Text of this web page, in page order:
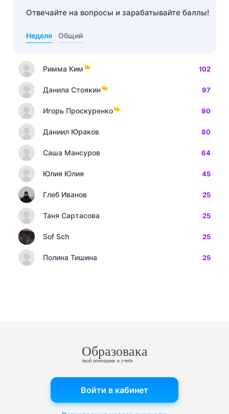
Отвечайте на вопросы и зарабатывайте баллы!
Неделя Общий
Римма Ким 102
Данила Стоякин 97
Игорь Проскуренко 90
Даниил Юраков 80
Саша Мансуров 64
Юлия Юлия 45
Глеб Иванов 25
Таня Сартасова 25
Sof Sch 25
Полина Тишина 25
Образовака
твой помощник в учебе
Войти в кабинет